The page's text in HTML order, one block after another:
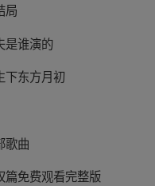
局
是谁演的
下东方月初
歌曲
篇免费观看完整版